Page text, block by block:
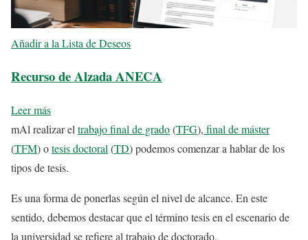
Añadir a la Lista de Deseos
Recurso de Alzada ANECA
Leer más
mAl realizar el trabajo final de grado(TFG), final de máster
(TFM) otesis doctoral (TD) podemos comenzar a hablar de los
tipos de tesis.
Es una forma de ponerlas según el nivel de alcance. En este
sentido, debemos destacar que el término tesis en el escenario de
la universidad se refiere al trabajo de doctorado.